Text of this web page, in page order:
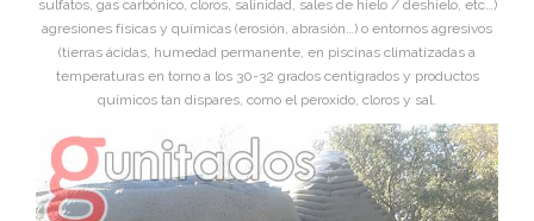
sulfatos, gas carbónico, cloros, salinidad, sales de hielo / deshielo, etc…)
agresiones físicas y químicas (erosión, abrasión…) o entornos agresivos
(tierras ácidas, humedad permanente, en piscinas climatizadas a
temperaturas en torno a los 30-32 grados centigrados y productos
químicos tan dispares, como el peroxido, cloros y sal.